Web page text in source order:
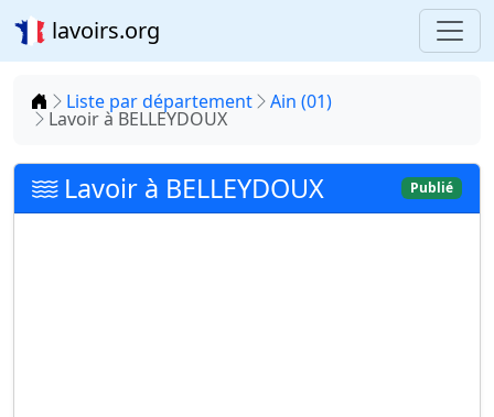
lavoirs.org
Accueil
Liste par département Ain (01)
Lavoir à BELLEYDOUX
Lavoir à BELLEYDOUX Publié